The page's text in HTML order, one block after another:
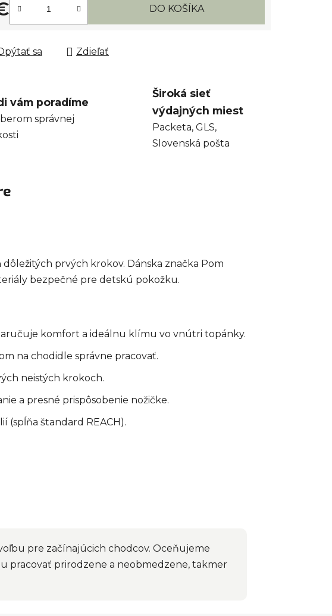
DO KOŠÍKA
sa Zdieľať
vám poradíme
správnej
Široká sieť
výdajných miest
Packeta, GLS,
Slovenská pošta
prvých krokov. Dánska značka Pom
bezpečné pre detskú pokožku.
komfort a ideálnu klímu vo vnútri topánky.
na chodidle správne pracovať.
neistých krokoch.
a presné prispôsobenie nožičke.
(spĺňa štandard REACH).
pre začínajúcich chodcov. Oceňujeme
pracovať prirodzene a neobmedzene, takmer